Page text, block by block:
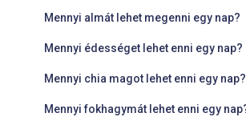
Mennyi almát lehet megenni egy nap?
Mennyi édességet lehet enni egy nap?
Mennyi chia magot lehet enni egy nap?
Mennyi fokhagymát lehet enni egy